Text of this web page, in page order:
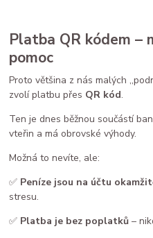
Platba QR kódem –
pomoc
Proto většina z nás malých
zvolí platbu přes QR kód.
Ten je dnes běžnou součástí
vteřin a má obrovské výhody.
Možná to nevíte, ale:
✅ Peníze jsou na účtu
stresu.
✅ Platba je bez poplatků –